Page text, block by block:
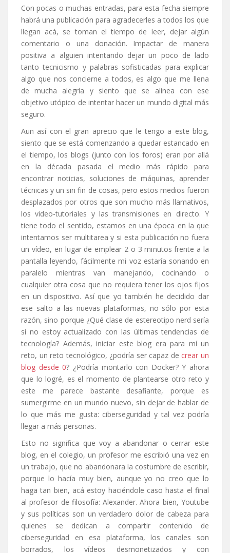
Con pocas o muchas entradas, para esta fecha siempre
habrá una publicación para agradecerles a todos los que
llegan acá, se toman el tiempo de leer, dejar algún
comentario o una donación. Impactar de manera
positiva a alguien intentando dejar un poco de lado
tanto tecnicismo y palabras sofisticadas para explicar
algo que nos concierne a todos, es algo que me llena
de mucha alegría y siento que se alinea con ese
objetivo utópico de intentar hacer un mundo digital más
seguro.
Aun así con el gran aprecio que le tengo a este blog,
siento que se está comenzando a quedar estancado en
el tiempo, los blogs (junto con los foros) eran por allá
en la década pasada el medio más rápido para
encontrar noticias, soluciones de máquinas, aprender
técnicas y un sin fin de cosas, pero estos medios fueron
desplazados por otros que son mucho más llamativos,
los video-tutoriales y las transmisiones en directo. Y
tiene todo el sentido, estamos en una época en la que
intentamos ser multitarea y si esta publicación no fuera
un vídeo, en lugar de emplear 2 o 3 minutos frente a la
pantalla leyendo, fácilmente mi voz estaría sonando en
paralelo mientras van manejando, cocinando o
cualquier otra cosa que no requiera tener los ojos fijos
en un dispositivo. Así que yo también he decidido dar
ese salto a las nuevas plataformas, no sólo por esta
razón, sino porque ¿Qué clase de estereotipo nerd sería
si no estoy actualizado con las últimas tendencias de
tecnología? Además, iniciar este blog era para mí un
reto, un reto tecnológico, ¿podría ser capaz decrear un
blog desde 0? ¿Podría montarlo con Docker? Y ahora
que lo logré, es el momento de plantearse otro reto y
este me parece bastante desafiante, porque es
sumergirme en un mundo nuevo, sin dejar de hablar de
lo que más me gusta: ciberseguridad y tal vez podría
llegar a más personas.
Esto no significa que voy a abandonar o cerrar este
blog, en el colegio, un profesor me escribió una vez en
un trabajo, que no abandonara la costumbre de escribir,
porque lo hacía muy bien, aunque yo no creo que lo
haga tan bien, acá estoy haciéndole caso hasta el final
al profesor de filosofía: Alexander. Ahora bien, Youtube
y sus políticas son un verdadero dolor de cabeza para
quienes se dedican a compartir contenido de
ciberseguridad en esa plataforma, los canales son
borrados, los vídeos desmonetizados y con